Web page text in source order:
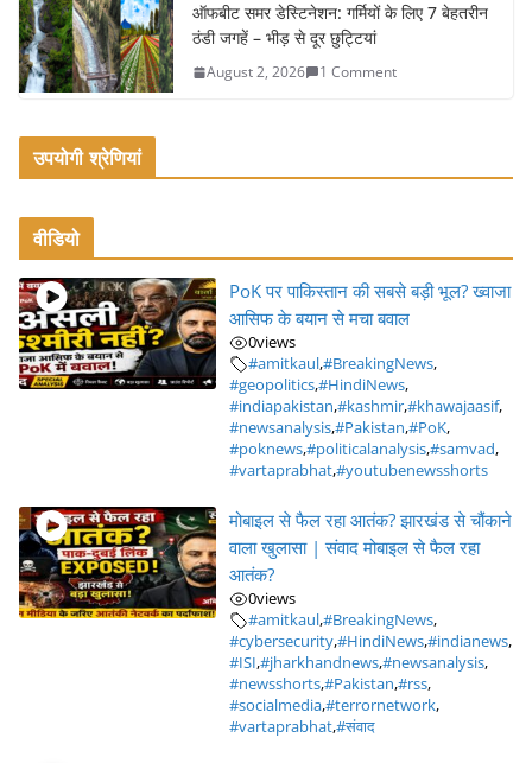
ऑफबीट समर डेस्टिनेशन: गर्मियों के लिए 7 बेहतरीन
ठंडी जगहें – भीड़ से दूर छुट्टियां
August 2, 2026 1 Comment
उपयोगी श्रेणियां
वीडियो
PoK पर पाकिस्तान की सबसे बड़ी भूल? ख्वाजा
आसिफ के बयान से मचा बवाल
0views
#amitkaul,#BreakingNews,
#geopolitics,#HindiNews,
#indiapakistan,#kashmir,#khawajaasif,
#newsanalysis,#Pakistan,#PoK,
#poknews,#politicalanalysis,#samvad,
#vartaprabhat,#youtubenewsshorts
मोबाइल से फैल रहा आतंक? झारखंड से चौंकाने
वाला खुलासा | संवाद मोबाइल से फैल रहा
आतंक?
0views
#amitkaul,#BreakingNews,
#cybersecurity,#HindiNews,#indianews,
#ISI,#jharkhandnews,#newsanalysis,
#newsshorts,#Pakistan,#rss,
#socialmedia,#terrornetwork,
#vartaprabhat,#संवाद